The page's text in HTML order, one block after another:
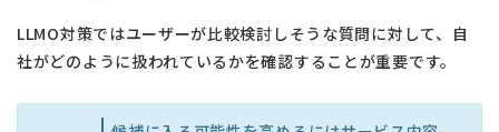
LLMO対策ではユーザーが比較検討しそうな質問に対して、自
社がどのように扱われているかを確認することが重要です。